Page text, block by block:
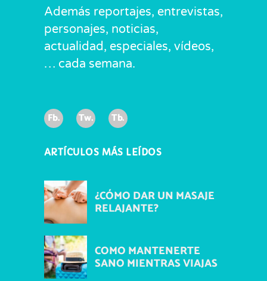
Además reportajes, entrevistas,
personajes, noticias,
actualidad, especiales, vídeos,
… cada semana.
Fb. Tw. Tb.
ARTÍCULOS MÁS LEÍDOS
¿CÓMO DAR UN MASAJE
RELAJANTE?
COMO MANTENERTE
SANO MIENTRAS VIAJAS